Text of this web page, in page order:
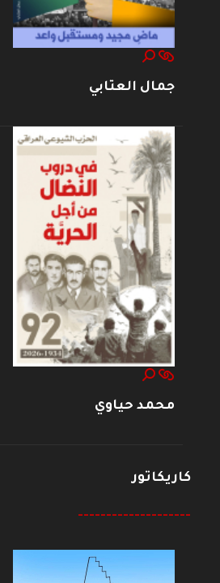
جمال العتابي
محمد حياوي
كاريكاتور
--------------------